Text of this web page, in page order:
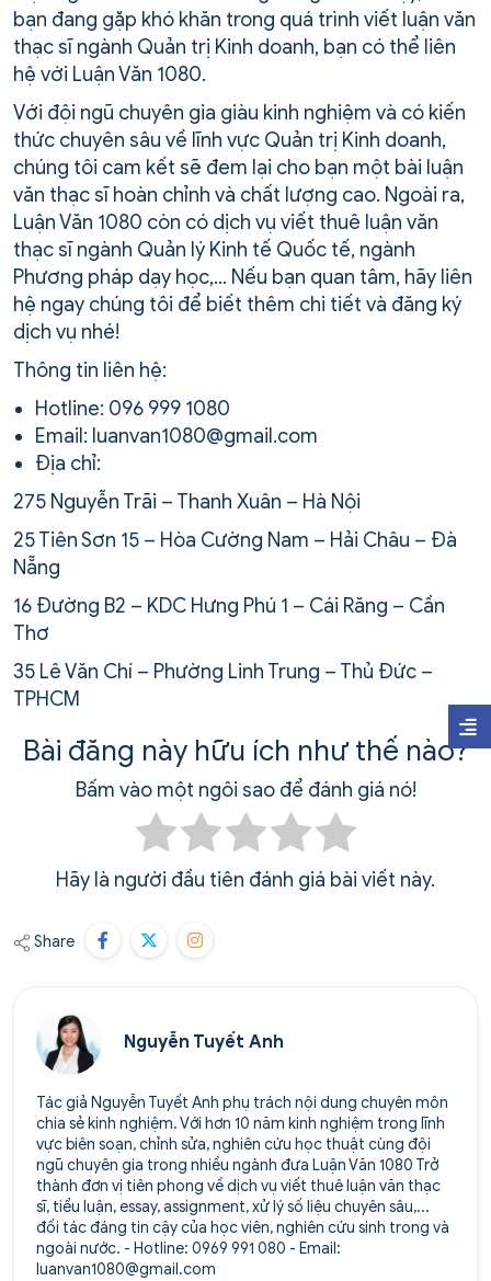
bạn đang gặp khó khăn trong quá trình viết luận văn
thạc sĩ ngành Quản trị Kinh doanh, bạn có thể liên
hệ với Luận Văn 1080.
Với đội ngũ chuyên gia giàu kinh nghiệm và có kiến
thức chuyên sâu về lĩnh vực Quản trị Kinh doanh,
chúng tôi cam kết sẽ đem lại cho bạn một bài luận
văn thạc sĩ hoàn chỉnh và chất lượng cao. Ngoài ra,
Luận Văn 1080 còn có dịch vụ viết thuê luận văn
thạc sĩ ngành Quản lý Kinh tế Quốc tế, ngành
Phương pháp dạy học,… Nếu bạn quan tâm, hãy liên
hệ ngay chúng tôi để biết thêm chi tiết và đăng ký
dịch vụ nhé!
Thông tin liên hệ:
Hotline: 096 999 1080
Email: luanvan1080@gmail.com
Địa chỉ:
275 Nguyễn Trãi – Thanh Xuân – Hà Nội
25 Tiên Sơn 15 – Hòa Cường Nam – Hải Châu – Đà
Nẵng
16 Đường B2 – KDC Hưng Phú 1 – Cái Răng – Cần
Thơ
35 Lê Văn Chí – Phường Linh Trung – Thủ Đức –
TPHCM
Bài đăng này hữu ích như thế nào?
Bấm vào một ngôi sao để đánh giá nó!
Hãy là người đầu tiên đánh giá bài viết này.
Share
Nguyễn Tuyết Anh
Tác giả Nguyễn Tuyết Anh phụ trách nội dung chuyên môn
chia sẻ kinh nghiệm. Với hơn 10 năm kinh nghiệm trong lĩnh
vực biên soạn, chỉnh sửa, nghiên cứu học thuật cùng đội
ngũ chuyên gia trong nhiều ngành đưa Luận Văn 1080 Trở
thành đơn vị tiên phong về dịch vụ viết thuê luận văn thạc
sĩ, tiểu luận, essay, assignment, xử lý số liệu chuyên sâu,...
đối tác đáng tin cậy của học viên, nghiên cứu sinh trong và
ngoài nước. - Hotline: 0969 991 080 - Email:
luanvan1080@gmail.com